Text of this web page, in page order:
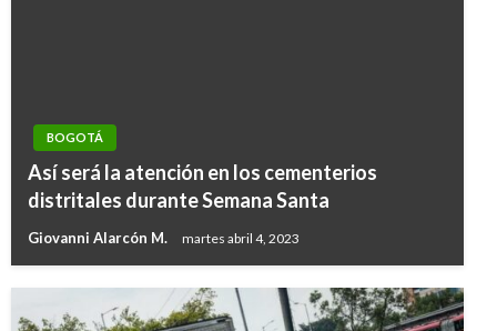
BOGOTÁ
Así será la atención en los cementerios
distritales durante Semana Santa
Giovanni Alarcón M. martes abril 4, 2023